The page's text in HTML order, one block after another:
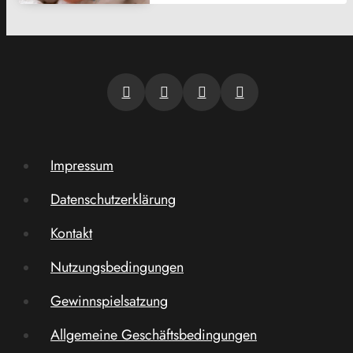
Impressum
Datenschutzerklärung
Kontakt
Nutzungsbedingungen
Gewinnspielsatzung
Allgemeine Geschäftsbedingungen